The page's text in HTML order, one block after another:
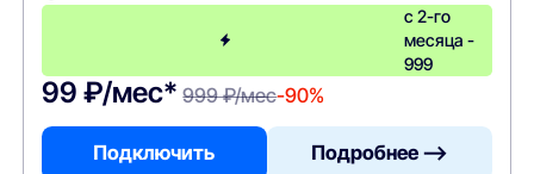
с 2-го
месяца -
999
99 ₽/мес* 999 ₽/мес-90%
Подключить Подробнее —>